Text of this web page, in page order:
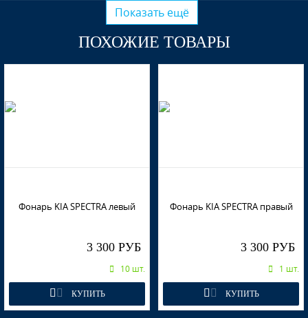
EB - ЧЕРНЫЙ (СОЛИД)
9G - ЗОЛОТИСТО - БЕЖЕВЫЙ
Показать ещё
ПОХОЖИЕ ТОВАРЫ
Фонарь KIA SPECTRA левый
3 300 РУБ
10 шт.
КУПИТЬ
Фонарь KIA SPECTRA правый
3 300 РУБ
1 шт.
КУПИТЬ